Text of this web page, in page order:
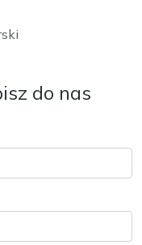
do nas